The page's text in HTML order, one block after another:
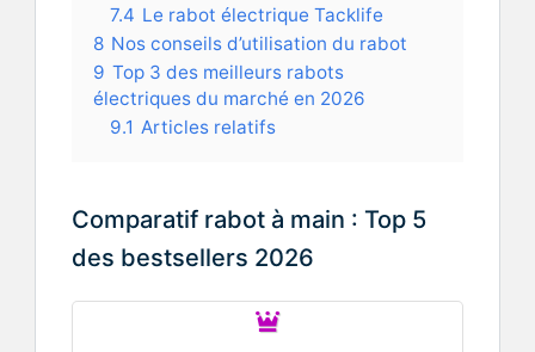
7.4 Le rabot électrique Tacklife
8 Nos conseils d’utilisation du rabot
9 Top 3 des meilleurs rabots
électriques du marché en 2026
9.1 Articles relatifs
Comparatif rabot à main : Top 5
des bestsellers 2026